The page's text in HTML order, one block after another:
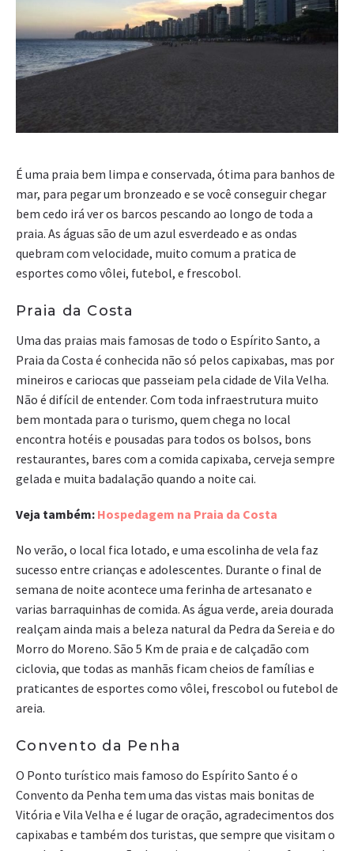
É uma praia bem limpa e conservada, ótima para banhos de
mar, para pegar um bronzeado e se você conseguir chegar
bem cedo irá ver os barcos pescando ao longo de toda a
praia. As águas são de um azul esverdeado e as ondas
quebram com velocidade, muito comum a pratica de
esportes como vôlei, futebol, e frescobol.
Praia da Costa
Uma das praias mais famosas de todo o Espírito Santo, a
Praia da Costa é conhecida não só pelos capixabas, mas por
mineiros e cariocas que passeiam pela cidade de Vila Velha.
Não é difícil de entender. Com toda infraestrutura muito
bem montada para o turismo, quem chega no local
encontra hotéis e pousadas para todos os bolsos, bons
restaurantes, bares com a comida capixaba, cerveja sempre
gelada e muita badalação quando a noite cai.
Veja também: Hospedagem na Praia da Costa
No verão, o local fica lotado, e uma escolinha de vela faz
sucesso entre crianças e adolescentes. Durante o final de
semana de noite acontece uma ferinha de artesanato e
varias barraquinhas de comida. As água verde, areia dourada
realçam ainda mais a beleza natural da Pedra da Sereia e do
Morro do Moreno. São 5 Km de praia e de calçadão com
ciclovia, que todas as manhãs ficam cheios de famílias e
praticantes de esportes como vôlei, frescobol ou futebol de
areia.
Convento da Penha
O Ponto turístico mais famoso do Espírito Santo é o
Convento da Penha tem uma das vistas mais bonitas de
Vitória e Vila Velha e é lugar de oração, agradecimentos dos
capixabas e também dos turistas, que sempre que visitam o